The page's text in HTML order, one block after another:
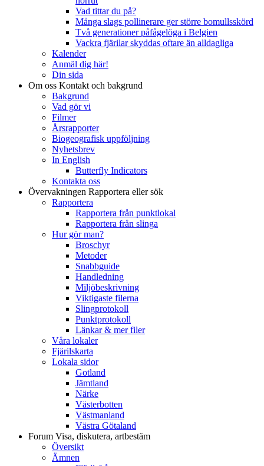
Vad tittar du på?
Många slags pollinerare ger större bomullsskörd
Två generationer påfågelöga i Belgien
Vackra fjärilar skyddas oftare än alldagliga
Kalender
Anmäl dig här!
Din sida
Om oss Kontakt och bakgrund
Bakgrund
Vad gör vi
Filmer
Årsrapporter
Biogeografisk uppföljning
Nyhetsbrev
In English
Butterfly Indicators
Kontakta oss
Övervakningen Rapportera eller sök
Rapportera
Rapportera från punktlokal
Rapportera från slinga
Hur gör man?
Broschyr
Metoder
Snabbguide
Handledning
Miljöbeskrivning
Viktigaste filerna
Slingprotokoll
Punktprotokoll
Länkar & mer filer
Våra lokaler
Fjärilskarta
Lokala sidor
Gotland
Jämtland
Närke
Västerbotten
Västmanland
Västra Götaland
Forum Visa, diskutera, artbestäm
Översikt
Ämnen